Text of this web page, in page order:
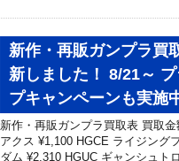
新作・再販ガンプラ買
新しました！ 8/21～
プキャンペーンも実施
新作・再販ガンプラ買取表 買取金
アクス ¥1,100 HGCE ライジング
ダム ¥2,310 HGUC ギャンシュト